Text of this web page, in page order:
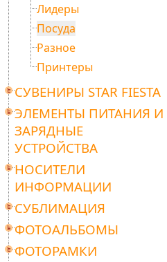
Лидеры
Посуда
Разное
Принтеры
СУВЕНИРЫ STAR FIESTA
ЭЛЕМЕНТЫ ПИТАНИЯ И
ЗАРЯДНЫЕ
УСТРОЙСТВА
НОСИТЕЛИ
ИНФОРМАЦИИ
СУБЛИМАЦИЯ
ФОТОАЛЬБОМЫ
ФОТОРАМКИ